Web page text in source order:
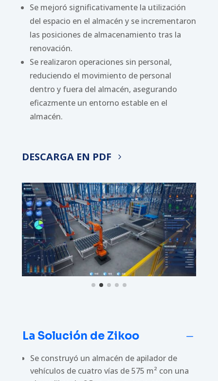
Se mejoró significativamente la utilización
del espacio en el almacén y se incrementaron
las posiciones de almacenamiento tras la
renovación.
Se realizaron operaciones sin personal,
reduciendo el movimiento de personal
dentro y fuera del almacén, asegurando
eficazmente un entorno estable en el
almacén.
DESCARGA EN PDF
La Solución de Zikoo K
Se construyó un almacén de apilador de
vehículos de cuatro vías de 575 m² con una